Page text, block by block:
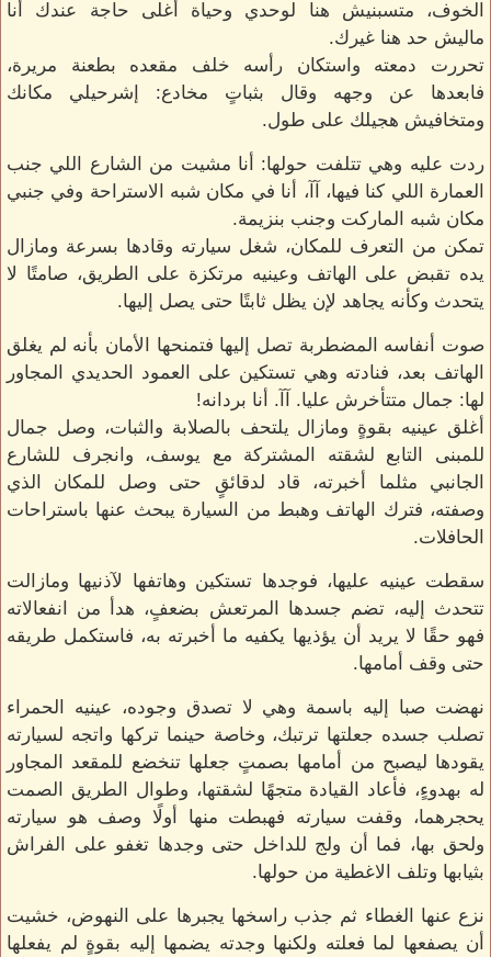
الخوف، متسبنيش هنا لوحدي وحياة أغلى حاجة عندك أنا
ماليش حد هنا غيرك.
تحررت دمعته واستكان رأسه خلف مقعده بطعنة مريرة،
فابعدها عن وجهه وقال بثباتٍ مخادع: إشرحيلي مكانك
ومتخافيش هجيلك على طول.
ردت عليه وهي تتلفت حولها: أنا مشيت من الشارع اللي جنب
العمارة اللي كنا فيها، آآ، أنا في مكان شبه الاستراحة وفي جنبي
مكان شبه الماركت وجنب بنزيمة.
تمكن من التعرف للمكان، شغل سيارته وقادها بسرعة ومازال
يده تقبض على الهاتف وعينيه مرتكزة على الطريق، صامتًا لا
يتحدث وكأنه يجاهد لإن يظل ثابتًا حتى يصل إليها.
صوت أنفاسه المضطربة تصل إليها فتمنحها الأمان بأنه لم يغلق
الهاتف بعد، فنادته وهي تستكين على العمود الحديدي المجاور
لها: جمال متتأخرش عليا. آآ. أنا بردانه!
أغلق عينيه بقوةٍ ومازال يلتحف بالصلابة والثبات، وصل جمال
للمبنى التابع لشقته المشتركة مع يوسف، وانجرف للشارع
الجانبي مثلما أخبرته، قاد لدقائقٍ حتى وصل للمكان الذي
وصفته، فترك الهاتف وهبط من السيارة يبحث عنها باستراحات
الحافلات.
سقطت عينيه عليها، فوجدها تستكين وهاتفها لآذنيها ومازالت
تتحدث إليه، تضم جسدها المرتعش بضعفٍ، هدأ من انفعالاته
فهو حقًا لا يريد أن يؤذيها يكفيه ما أخبرته به، فاستكمل طريقه
حتى وقف أمامها.
نهضت صبا إليه باسمة وهي لا تصدق وجوده، عينيه الحمراء
تصلب جسده جعلتها ترتبك، وخاصة حينما تركها واتجه لسيارته
يقودها ليصبح من أمامها بصمتٍ جعلها تنخضع للمقعد المجاور
له بهدوءٍ، فأعاد القيادة متجهًا لشقتها، وطوال الطريق الصمت
يحجرهما، وقفت سيارته فهبطت منها أولًا وصف هو سيارته
ولحق بها، فما أن ولج للداخل حتى وجدها تغفو على الفراش
بثيابها وتلف الاغطية من حولها.
نزع عنها الغطاء ثم جذب راسخها يجبرها على النهوض، خشيت
أن يصفعها لما فعلته ولكنها وجدته يضمها إليه بقوةٍ لم يفعلها